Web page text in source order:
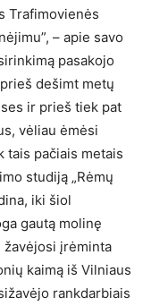
Trafimovienės
– apie savo
pasakojo
dešimt metų
ir prieš tiek pat
vėliau ėmėsi
tais pačiais metais
studiją „Rėmų
iki šiol
gautą molinę
įrėminta
kaimą iš Vilniaus
rankdarbiais